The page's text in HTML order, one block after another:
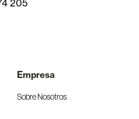
205
Empresa
Sobre Nosotros